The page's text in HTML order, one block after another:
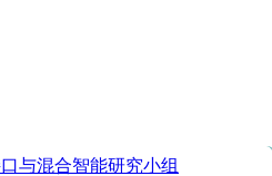
与混合智能研究小组